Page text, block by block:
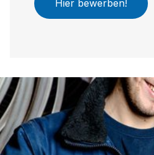
Hier bewerben!